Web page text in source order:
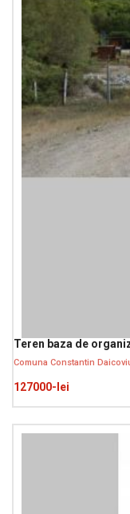
Teren baza de
Comuna Constantin
127000-lei